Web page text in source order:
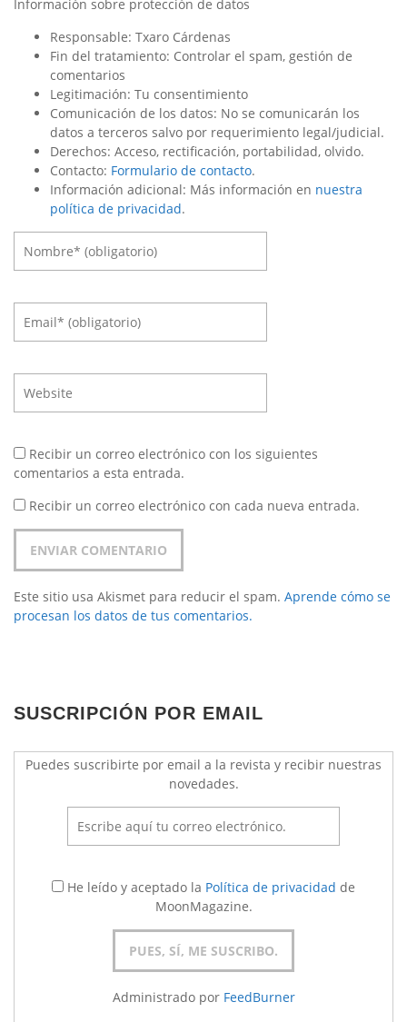
Información sobre protección de datos
Responsable: Txaro Cárdenas
Fin del tratamiento: Controlar el spam, gestión de
comentarios
Legitimación: Tu consentimiento
Comunicación de los datos: No se comunicarán los
datos a terceros salvo por requerimiento legal/judicial.
Derechos: Acceso, rectificación, portabilidad, olvido.
Contacto: Formulario de contacto.
Información adicional: Más información en nuestra
política de privacidad.
Recibir un correo electrónico con los siguientes
comentarios a esta entrada.
Recibir un correo electrónico con cada nueva entrada.
Este sitio usa Akismet para reducir el spam. Aprende cómo se
procesan los datos de tus comentarios.
SUSCRIPCIÓN POR EMAIL
Puedes suscribirte por email a la revista y recibir nuestras
novedades.
He leído y aceptado la Política de privacidad de
MoonMagazine.
Administrado por FeedBurner